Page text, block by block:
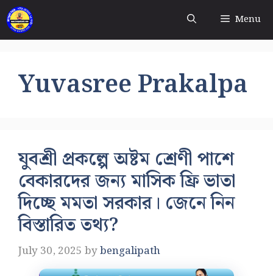
Skip
to
content
Menu
Yuvasree Prakalpa
যুবশ্রী প্রকল্পে অষ্টম শ্রেণী পাশে
বেকারদের জন্য মাসিক ফ্রি ভাতা
দিচ্ছে মমতা সরকার। জেনে নিন
বিস্তারিত তথ্য?
July 30, 2025 bybengalipath